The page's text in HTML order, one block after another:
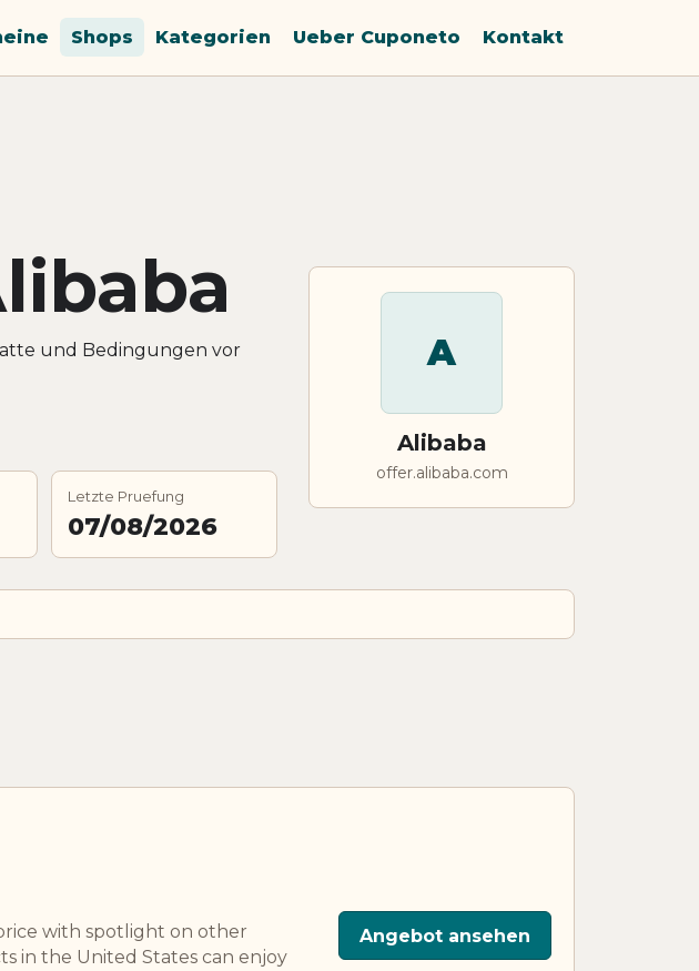
Shops Kategorien Ueber Cuponeto Kontakt
und Bedingungen vor
Letzte Pruefung
07/08/2026
A
Alibaba
offer.alibaba.com
with spotlight on other
in the United States can enjoy
Angebot ansehen